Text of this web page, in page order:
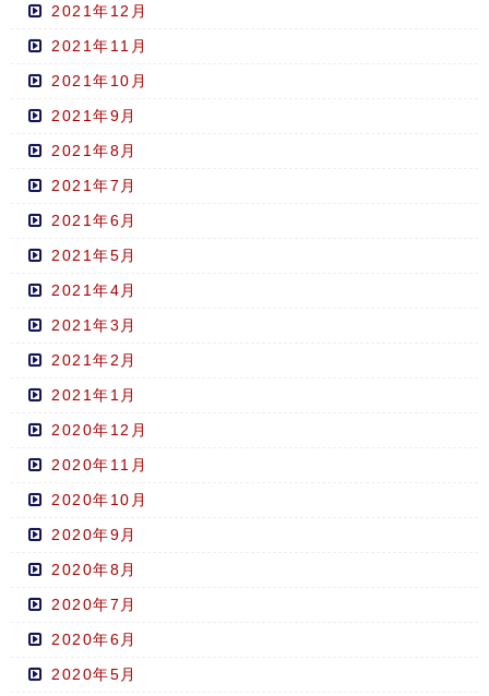
2021年12月
2021年11月
2021年10月
2021年9月
2021年8月
2021年7月
2021年6月
2021年5月
2021年4月
2021年3月
2021年2月
2021年1月
2020年12月
2020年11月
2020年10月
2020年9月
2020年8月
2020年7月
2020年6月
2020年5月